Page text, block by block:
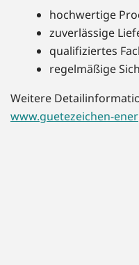
hochwertige
zuverlässige
qualifiziertes
regelmäßige
Weitere
www.guetezeichen-